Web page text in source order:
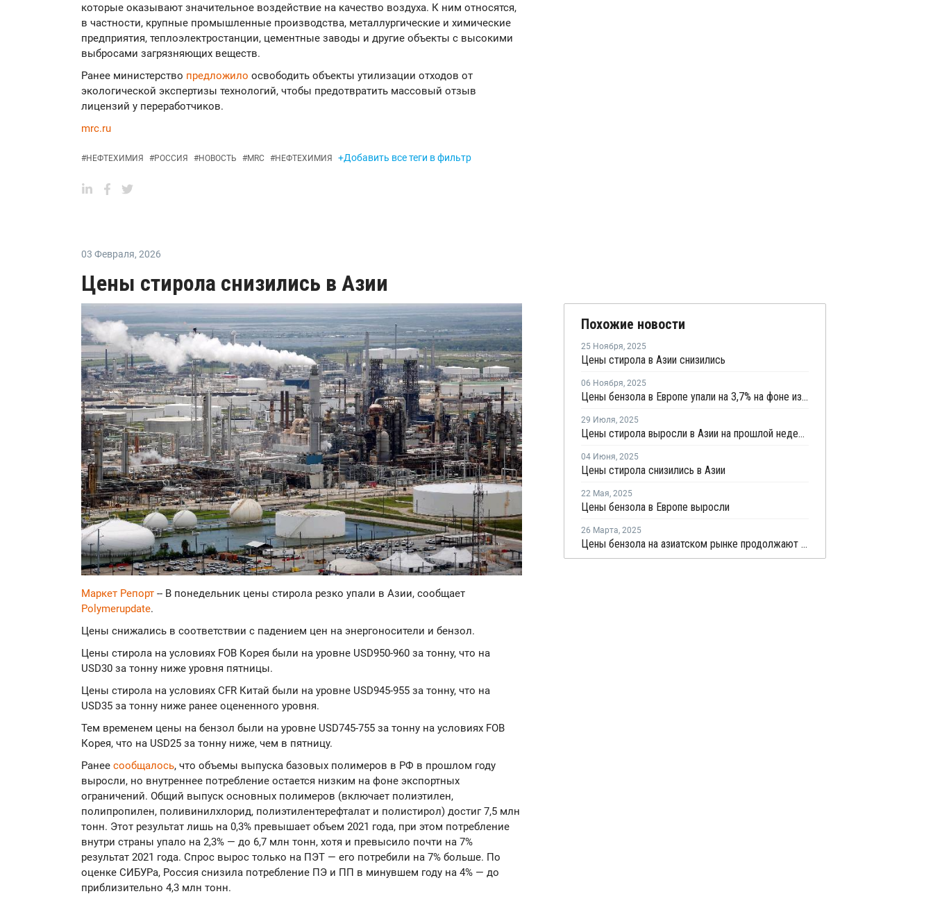
которые оказывают значительное воздействие на качество воздуха. К ним относятся,
в частности, крупные промышленные производства, металлургические и химические
предприятия, теплоэлектростанции, цементные заводы и другие объекты с высокими
выбросами загрязняющих веществ.
Ранее министерство предложило освободить объекты утилизации отходов от
экологической экспертизы технологий, чтобы предотвратить массовый отзыв
лицензий у переработчиков.
mrc.ru
#НЕФТЕХИМИЯ #РОССИЯ #НОВОСТЬ #MRC #НЕФТЕХИМИЯ +Добавить все теги в фильтр
03 Февраля, 2026
Цены стирола снизились в Азии
Маркет Репорт -- В понедельник цены стирола резко упали в Азии, сообщает
Polymerupdate.
Цены снижались в соответствии с падением цен на энергоносители и бензол.
Цены стирола на условиях FOB Корея были на уровне USD950-960 за тонну, что на
USD30 за тонну ниже уровня пятницы.
Цены стирола на условиях CFR Китай были на уровне USD945-955 за тонну, что на
USD35 за тонну ниже ранее оцененного уровня.
Тем временем цены на бензол были на уровне USD745-755 за тонну на условиях FOB
Корея, что на USD25 за тонну ниже, чем в пятницу.
Ранее сообщалось, что объемы выпуска базовых полимеров в РФ в прошлом году
выросли, но внутреннее потребление остается низким на фоне экспортных
ограничений. Общий выпуск основных полимеров (включает полиэтилен,
полипропилен, поливинилхлорид, полиэтилентерефталат и полистирол) достиг 7,5 млн
тонн. Этот результат лишь на 0,3% превышает объем 2021 года, при этом потребление
внутри страны упало на 2,3% — до 6,7 млн тонн, хотя и превысило почти на 7%
результат 2021 года. Спрос вырос только на ПЭТ — его потребили на 7% больше. По
оценке СИБУРа, Россия снизила потребление ПЭ и ПП в минувшем году на 4% — до
приблизительно 4,3 млн тонн.
Похожие новости
25 Ноября, 2025
Цены стирола в Азии снизились
06 Ноября, 2025
Цены бензола в Европе упали на 3,7% на фоне избыточного предложения и слабого спроса
29 Июля, 2025
Цены стирола выросли в Азии на прошлой неделе
04 Июня, 2025
Цены стирола снизились в Азии
22 Мая, 2025
Цены бензола в Европе выросли
26 Марта, 2025
Цены бензола на азиатском рынке продолжают снижаться